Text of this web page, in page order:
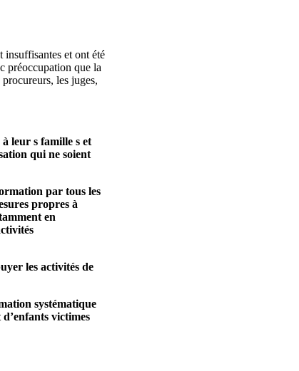
insuffisantes et ont été
préoccupation que la
les juges,
leur s famille s et
qui ne soient
par tous les
propres à
en
les activités de
systématique
victimes